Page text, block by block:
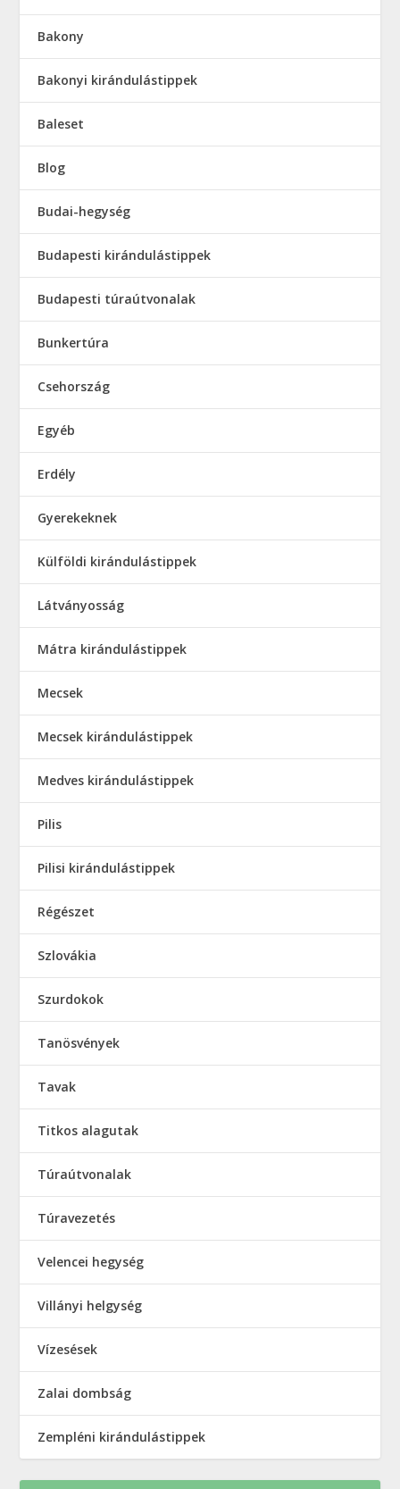
Bakony
Bakonyi kirándulástippek
Baleset
Blog
Budai-hegység
Budapesti kirándulástippek
Budapesti túraútvonalak
Bunkertúra
Csehország
Egyéb
Erdély
Gyerekeknek
Külföldi kirándulástippek
Látványosság
Mátra kirándulástippek
Mecsek
Mecsek kirándulástippek
Medves kirándulástippek
Pilis
Pilisi kirándulástippek
Régészet
Szlovákia
Szurdokok
Tanösvények
Tavak
Titkos alagutak
Túraútvonalak
Túravezetés
Velencei hegység
Villányi helgység
Vízesések
Zalai dombság
Zempléni kirándulástippek